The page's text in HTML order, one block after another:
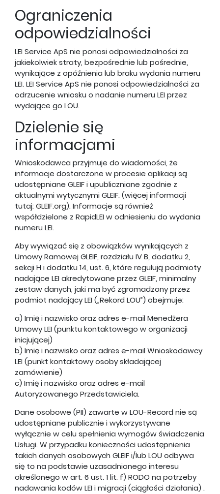
Ograniczenia
odpowiedzialności
LEI Service ApS nie ponosi odpowiedzialności za
jakiekolwiek straty, bezpośrednie lub pośrednie,
wynikające z opóźnienia lub braku wydania numeru
LEI. LEI Service ApS nie ponosi odpowiedzialności za
odrzucenie wniosku o nadanie numeru LEI przez
wydające go LOU.
Dzielenie się
informacjami
Wnioskodawca przyjmuje do wiadomości, że
informacje dostarczone w procesie aplikacji są
udostępniane GLEIF i upubliczniane zgodnie z
aktualnymi wytycznymi GLEIF. (więcej informacji
tutaj: GLEIF.org). Informacje są również
współdzielone z RapidLEI w odniesieniu do wydania
numeru LEI.
Aby wywiązać się z obowiązków wynikających z
Umowy Ramowej GLEIF, rozdziału IV B, dodatku 2,
sekcji H i dodatku 14, ust. 6, które regulują podmioty
nadające LEI akredytowane przez GLEIF, minimalny
zestaw danych, jaki ma być zgromadzony przez
podmiot nadający LEI („Rekord LOU”) obejmuje:
a) Imię i nazwisko oraz adres e-mail Menedżera
Umowy LEI (punktu kontaktowego w organizacji
inicjującej)
b) Imię i nazwisko oraz adres e-mail Wnioskodawcy
LEI (punkt kontaktowy osoby składającej
zamówienie)
c) Imię i nazwisko oraz adres e-mail
Autoryzowanego Przedstawiciela.
Dane osobowe (PII) zawarte w LOU-Record nie są
udostępniane publicznie i wykorzystywane
wyłącznie w celu spełnienia wymogów świadczenia
Usługi. W przypadku konieczności udostępnienia
takich danych osobowych GLEIF i/lub LOU odbywa
się to na podstawie uzasadnionego interesu
określonego w art. 6 ust. 1 lit. f) RODO na potrzeby
nadawania kodów LEI i migracji (ciągłości działania) .